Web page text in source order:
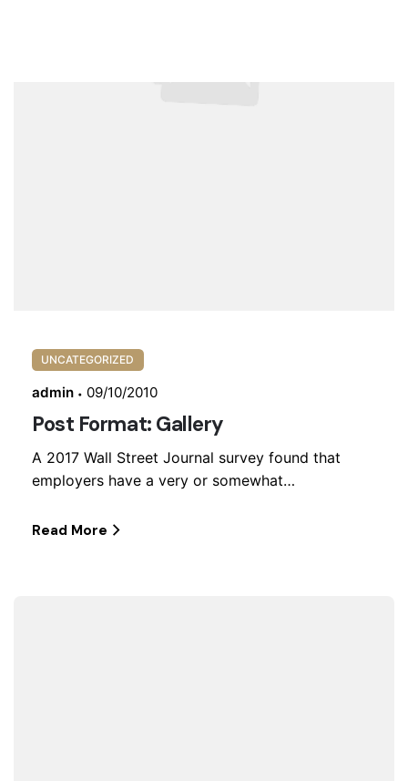
UNCATEGORIZED
admin 09/10/2010
Post Format: Gallery
A 2017 Wall Street Journal survey found that
employers have a very or somewhat…
Read More